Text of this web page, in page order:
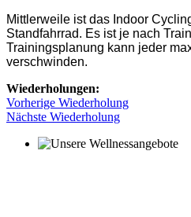
Mittlerweile ist das Indoor
Standfahrrad. Es ist je nach
Trainingsplanung kann jeder
verschwinden.
Wiederholungen:
Vorherige Wiederholung
Nächste Wiederholung